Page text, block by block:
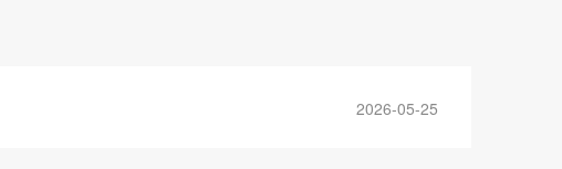
2026-05-25